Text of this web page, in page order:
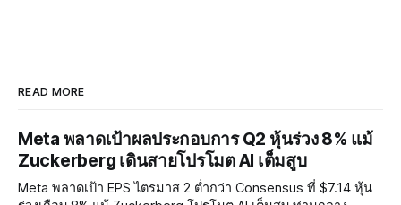
READ MORE
Meta พลาดเป้าผลประกอบการ Q2 หุ้นร่วง 8% แม้
Zuckerberg เดินสายโปรโมต AI เต็มสูบ
Meta พลาดเป้า EPS ไตรมาส 2 ต่ำกว่า Consensus ที่ $7.14 หุ้น